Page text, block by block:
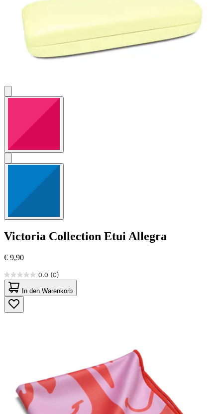
Victoria Collection Etui Allegra
€ 9,90
0.0 (0)
0.0
von
5
Sternen.
In den Warenkorb